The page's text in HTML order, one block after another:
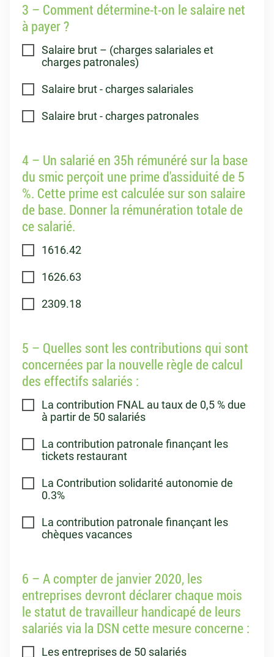
3 – Comment détermine-t-on le salaire net
à payer ?
Salaire brut – (charges salariales et
charges patronales)
Salaire brut - charges salariales
Salaire brut - charges patronales
4 – Un salarié en 35h rémunéré sur la base
du smic perçoit une prime d'assiduité de 5
%. Cette prime est calculée sur son salaire
de base. Donner la rémunération totale de
ce salarié.
1616.42
1626.63
2309.18
5 – Quelles sont les contributions qui sont
concernées par la nouvelle règle de calcul
des effectifs salariés :
La contribution FNAL au taux de 0,5 % due
à partir de 50 salariés
La contribution patronale finançant les
tickets restaurant
La Contribution solidarité autonomie de
0.3%
La contribution patronale finançant les
chèques vacances
6 – A compter de janvier 2020, les
entreprises devront déclarer chaque mois
le statut de travailleur handicapé de leurs
salariés via la DSN cette mesure concerne :
Les entreprises de 50 salariés